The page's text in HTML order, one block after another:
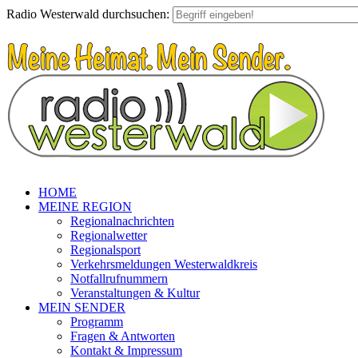
Radio Westerwald durchsuchen:
HOME
MEINE REGION
Regionalnachrichten
Regionalwetter
Regionalsport
Verkehrsmeldungen Westerwaldkreis
Notfallrufnummern
Veranstaltungen & Kultur
MEIN SENDER
Programm
Fragen & Antworten
Kontakt & Impressum